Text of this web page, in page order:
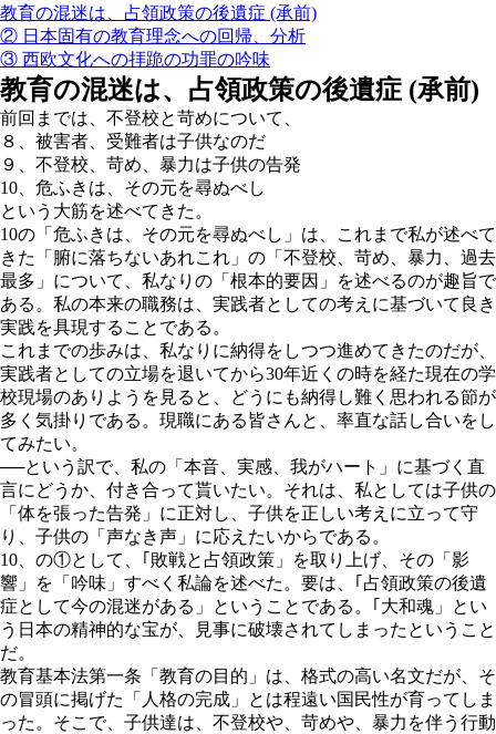
教育の混迷は、占領政策の後遺症 (承前)
② 日本固有の教育理念への回帰、分析
③ 西欧文化への拝跪の功罪の吟味
教育の混迷は、占領政策の後遺症 (承前)
前回までは、不登校と苛めについて、
８、被害者、受難者は子供なのだ
９、不登校、苛め、暴力は子供の告発
10、危ふきは、その元を尋ぬべし
という大筋を述べてきた。
10の「危ふきは、その元を尋ぬべし」は、これまで私が述べて
きた「腑に落ちないあれこれ」の「不登校、苛め、暴力、過去
最多」について、私なりの「根本的要因」を述べるのが趣旨で
ある。私の本来の職務は、実践者としての考えに基づいて良き
実践を具現することである。
これまでの歩みは、私なりに納得をしつつ進めてきたのだが、
実践者としての立場を退いてから30年近くの時を経た現在の学
校現場のありようを見ると、どうにも納得し難く思われる節が
多く気掛りである。現職にある皆さんと、率直な話し合いをし
てみたい。
──という訳で、私の「本音、実感、我がハート」に基づく直
言にどうか、付き合って貰いたい。それは、私としては子供の
「体を張った告発」に正対し、子供を正しい考えに立って守
り、子供の「声なき声」に応えたいからである。
10、の①として、｢敗戦と占領政策」を取り上げ、その「影
響」を「吟味」すべく私論を述べた。要は、
｢占領政策の後遺
症として今の混迷がある」
ということである。｢大和魂」とい
う日本の精神的な宝が、見事に破壊されてしまったということ
だ。
教育基本法第一条「教育の目的」は、格式の高い名文だが、そ
の冒頭に掲げた「人格の完成」とは程遠い国民性が育ってしま
った。そこで、子供達は、不登校や、苛めや、暴力を伴う行動